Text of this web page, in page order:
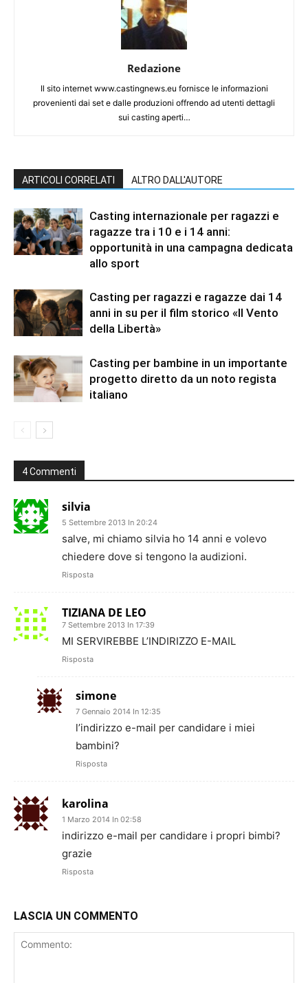
Redazione
Il sito internet www.castingnews.eu fornisce le informazioni
provenienti dai set e dalle produzioni offrendo ad utenti dettagli
sui casting aperti…
ARTICOLI CORRELATI ALTRO DALL'AUTORE
Casting internazionale per ragazzi e
ragazze tra i 10 e i 14 anni:
opportunità in una campagna dedicata
allo sport
Casting per ragazzi e ragazze dai 14
anni in su per il film storico «Il Vento
della Libertà»
Casting per bambine in un importante
progetto diretto da un noto regista
italiano
4 Commenti
silvia
5 Settembre 2013 In 20:24
salve, mi chiamo silvia ho 14 anni e volevo
chiedere dove si tengono la audizioni.
Risposta
TIZIANA DE LEO
7 Settembre 2013 In 17:39
MI SERVIREBBE L’INDIRIZZO E-MAIL
Risposta
simone
7 Gennaio 2014 In 12:35
l’indirizzo e-mail per candidare i miei
bambini?
Risposta
karolina
1 Marzo 2014 In 02:58
indirizzo e-mail per candidare i propri bimbi?
grazie
Risposta
LASCIA UN COMMENTO